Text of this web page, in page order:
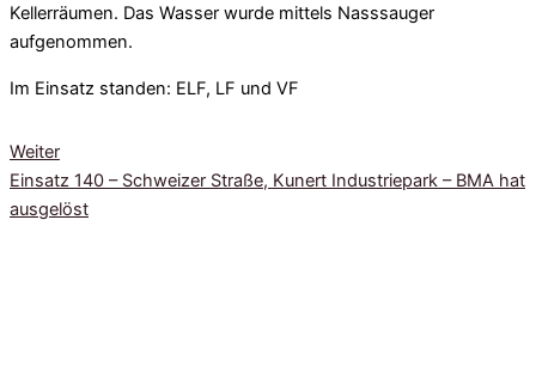
Kellerräumen. Das Wasser wurde mittels Nasssauger
aufgenommen.
Im Einsatz standen: ELF, LF und VF
Weiter
Einsatz 140 – Schweizer Straße, Kunert Industriepark – BMA hat
ausgelöst